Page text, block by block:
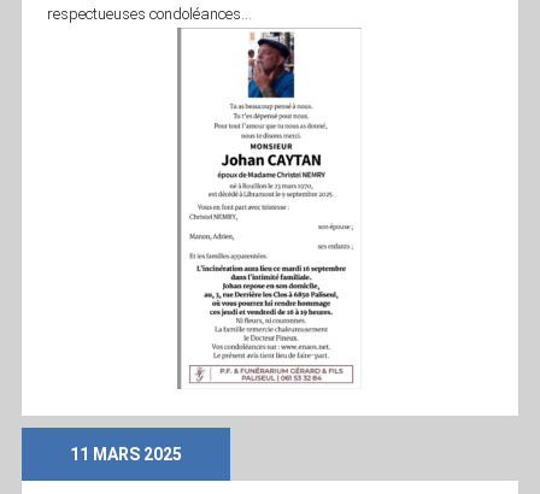
respectueuses condoléances…
11 MARS 2025